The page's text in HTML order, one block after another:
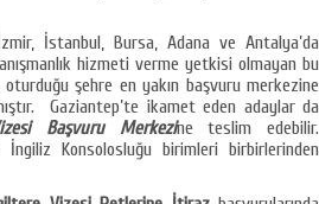
İstanbul, Bursa, Adana ve Antalya’da
hizmeti verme yetkisi olmayan bu
şehre en yakın başvuru merkezine
Gaziantep’te ikamet eden adaylar da
Başvuru Merkezine teslim edebilir.
Konsolosluğu birimleri birbirlerinden